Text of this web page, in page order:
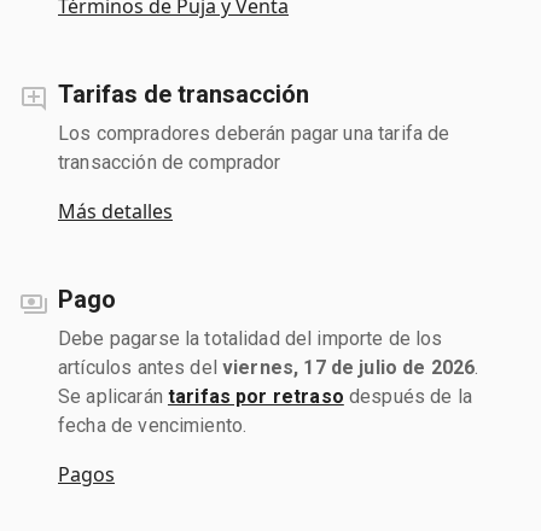
Términos de Puja y Venta
Tarifas de transacción
Los compradores deberán pagar una tarifa de
transacción de comprador
Más detalles
Pago
Debe pagarse la totalidad del importe de los
artículos antes del viernes, 17 de julio de 2026
Se aplicarán tarifas por retraso después de la
fecha de vencimiento.
Pagos